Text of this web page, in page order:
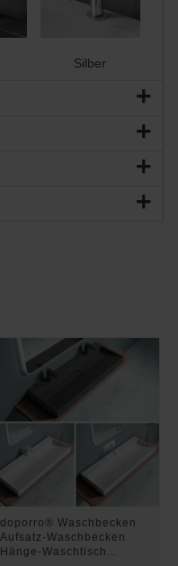
Silber
doporro® Waschbecken
Aufsatz-Waschbecken
Hänge-Waschtisch